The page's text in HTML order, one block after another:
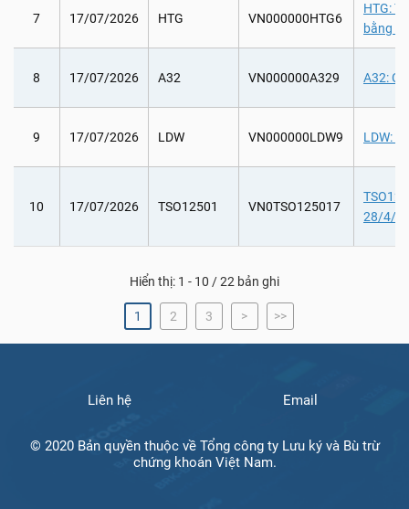
7 17/07/2026 HTG VN000000HTG6
HTG:
bằng
8 17/07/2026 A32 VN000000A329 A32:
9 17/07/2026 LDW VN000000LDW9 LDW:
10 17/07/2026 TSO12501 VN0TSO125017
28/4/
Hiển thị: 1 - 10 / 22 bản ghi
1 2 3 > >>
Liên hệ Email
© 2020 Bản quyền thuộc về Tổng công ty Lưu ký và Bù trừ
chứng khoán Việt Nam.